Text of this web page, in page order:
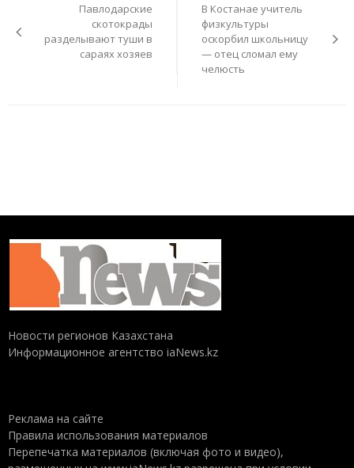
Павлодарские
скотокрады
разделывают туши в
сараях хозяев
В Костанае учитель
физкультуры
оскорбил школьницу
— отец сломал ему
челюсть
Новости регионов Казахстана
Информационное агентство iaNews.kz
Реклама на сайте
Правила использования материалов
Перепечатка материалов (включая фото и видео),